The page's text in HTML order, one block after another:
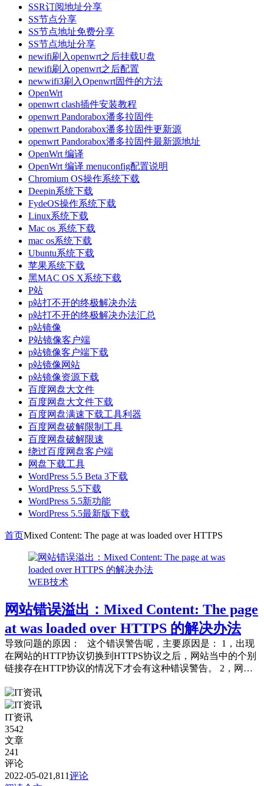
SSR订阅地址分享
SS节点分享
SS节点地址免费分享
SS节点地址分享
newifi刷入openwrt之后挂载U盘
newifi刷入openwrt之后配置
newwifi3刷入Openwrt固件的方法
OpenWrt
openwrt clash插件安装教程
openwrt Pandorabox潘多拉固件
openwrt Pandorabox潘多拉固件更新源
openwrt Pandorabox潘多拉固件最新源地址
OpenWrt 编译
OpenWrt 编译 menuconfig配置说明
Chromium OS操作系统下载
Deepin系统下载
FydeOS操作系统下载
Linux系统下载
Mac os 系统下载
mac os系统下载
Ubuntu系统下载
苹果系统下载
黑MAC OS X系统下载
P站
p站打不开的终极解决办法
p站打不开的终极解决办法汇总
p站镜像
P站镜像客户端
p站镜像客户端下载
p站镜像网站
p站镜像资源下载
百度网盘大文件
百度网盘大文件下载
百度网盘满速下载工具利器
百度网盘破解限制工具
百度网盘破解限速
绕过百度网盘客户端
网盘下载工具
WordPress 5.5 Beta 3下载
WordPress 5.5下载
WordPress 5.5新功能
WordPress 5.5最新版下载
首页Mixed Content: The page at was loaded over HTTPS
WEB技术
网站错误溢出：Mixed Content: The page
at was loaded over HTTPS 的解决办法
导致问题的原因： 这个错误警告呢，主要原因是： 1，出现
在网站的HTTP协议切换到HTTPS协议之后，网站当中的个别
链接存在HTTP协议的情况下才会有这种错误警告。 2，网站
IT资讯
3542
文章
241
评论
2022-05-021,811评论